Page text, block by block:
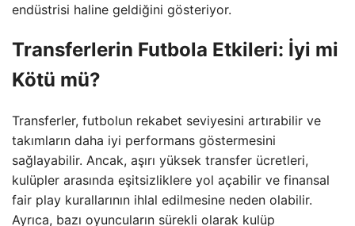
endüstrisi haline geldiğini gösteriyor.
Transferlerin Futbola Etkileri: İyi mi
Kötü mü?
Transferler, futbolun rekabet seviyesini artırabilir ve
takımların daha iyi performans göstermesini
sağlayabilir. Ancak, aşırı yüksek transfer ücretleri,
kulüpler arasında eşitsizliklere yol açabilir ve finansal
fair play kurallarının ihlal edilmesine neden olabilir.
Ayrıca, bazı oyuncuların sürekli olarak kulüp